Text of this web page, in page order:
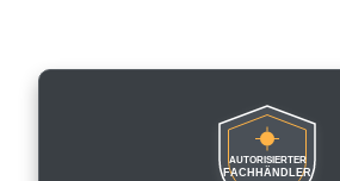
AUTORISIERTER
FACHHÄNDLER